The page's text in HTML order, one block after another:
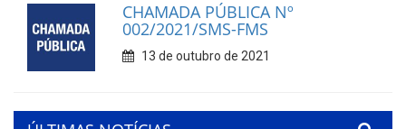
CHAMADA PÚBLICA Nº
002/2021/SMS-FMS
13 de outubro de 2021